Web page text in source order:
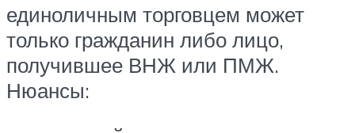
единоличным торговцем может
только гражданин либо лицо,
получившее ВНЖ или ПМЖ.
Нюансы: